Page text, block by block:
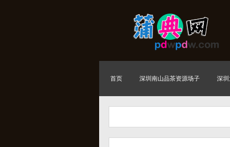
首页 深圳南山品茶资源场子 深